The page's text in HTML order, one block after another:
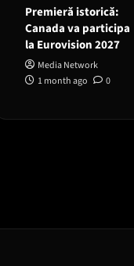
Premieră istorică:
Canada va participa
la Eurovision 2027
Media Network
1 month ago
0